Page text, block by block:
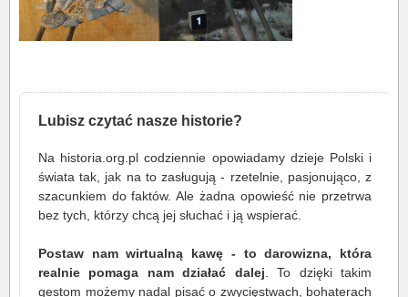
Lubisz czytać nasze historie?
Na historia.org.pl codziennie opowiadamy dzieje Polski i
świata tak, jak na to zasługują - rzetelnie, pasjonująco, z
szacunkiem do faktów. Ale żadna opowieść nie przetrwa
bez tych, którzy chcą jej słuchać i ją wspierać.
Postaw nam wirtualną kawę - to darowizna, która
realnie pomaga nam działać dalej . To dzięki takim
gestom możemy nadal pisać o zwycięstwach, bohaterach